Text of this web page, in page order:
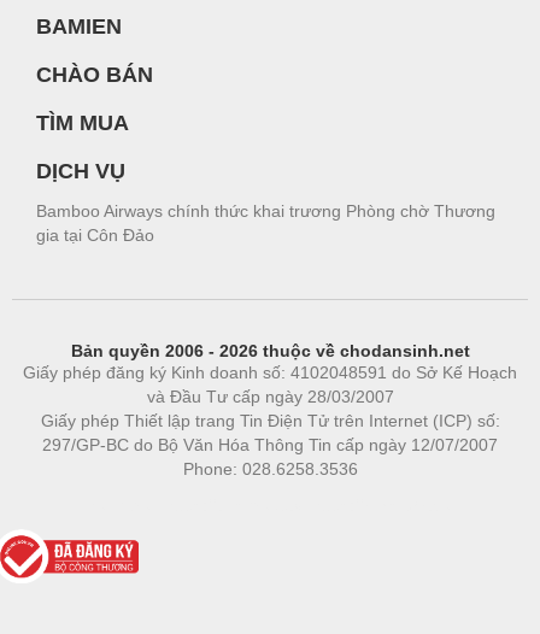
BAMIEN
CHÀO BÁN
TÌM MUA
DỊCH VỤ
Bamboo Airways chính thức khai trương Phòng chờ Thương
gia tại Côn Đảo
Bản quyền 2006 - 2026 thuộc về chodansinh.net
Giấy phép đăng ký Kinh doanh số: 4102048591 do Sở Kế Hoạch
và Đầu Tư cấp ngày 28/03/2007
Giấy phép Thiết lập trang Tin Điện Tử trên Internet (ICP) số:
297/GP-BC do Bộ Văn Hóa Thông Tin cấp ngày 12/07/2007
Phone: 028.6258.3536